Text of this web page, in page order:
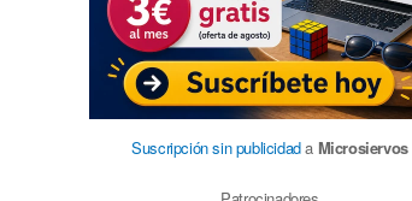
Suscripción sin publicidada Microsiervos